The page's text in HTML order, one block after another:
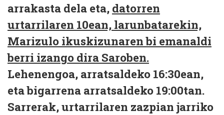
arrakasta dela eta, datorren
urtarrilaren 10ean, larunbatarekin,
Marizulo ikuskizunaren bi emanaldi
berri izango dira Saroben.
Lehenengoa, arratsaldeko 16:30ean,
eta bigarrena arratsaldeko 19:00tan.
Sarrerak, urtarrilaren zazpian jarriko